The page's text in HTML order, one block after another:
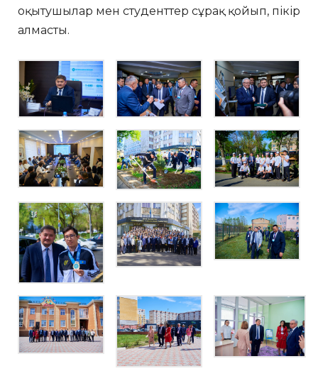
оқытушылар мен студенттер сұрақ қойып, пікір
алмасты.